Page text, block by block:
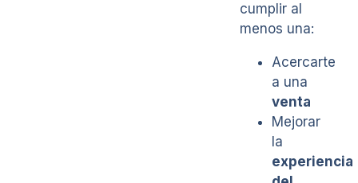
cumplir al
menos una:
Acercarte
a una
venta
Mejorar
la
experiencia